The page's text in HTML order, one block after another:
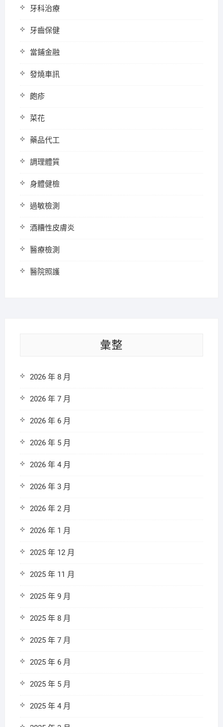
牙科治療
牙齒保健
當鋪金融
發燒車訊
皰疹
菜花
藥品代工
調理體質
身體健檢
過敏檢測
酒糟性皮膚炎
醫療檢測
醫院照護
彙整
2026 年 8 月
2026 年 7 月
2026 年 6 月
2026 年 5 月
2026 年 4 月
2026 年 3 月
2026 年 2 月
2026 年 1 月
2025 年 12 月
2025 年 11 月
2025 年 9 月
2025 年 8 月
2025 年 7 月
2025 年 6 月
2025 年 5 月
2025 年 4 月